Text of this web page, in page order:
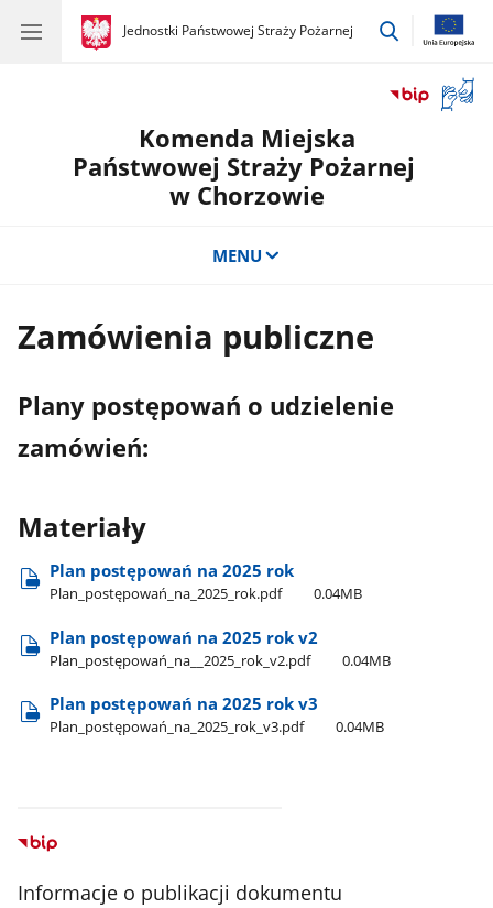
gov.pl
Jednostki Państwowej Straży Pożarnej
gov.pl
Jednostki
przejdź
okno
Komenda Miejska
Państwowej Straży Pożarnej
w Chorzowie
MENU
Zamówienia publiczne
Plany postępowań o udzielenie
zamówień:
Materiały
Plan postępowań na 2025 rok
Plan​_postępowań​_na​_2025​_rok.pdf 0.04MB
Plan postępowań na 2025 rok v2
Plan​_postępowań​_na​_​_2025​_rok​_v2.pdf 0.04MB
Plan postępowań na 2025 rok v3
Plan​_postępowań​_na​_2025​_rok​_v3.pdf 0.04MB
Informacje o publikacji dokumentu